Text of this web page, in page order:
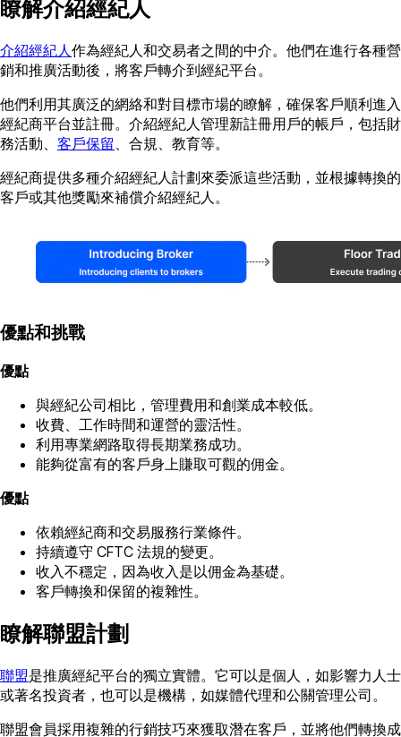
瞭解介紹經紀人
介紹經紀人 作為經紀人和交易者之間的中介。他們在進行各種營
銷和推廣活動後，將客戶轉介到經紀平台。
他們利用其廣泛的網絡和對目標市場的瞭解，確保客戶順利進入
經紀商平台並註冊。介紹經紀人管理新註冊用戶的帳戶，包括財
務活動、 客戶保留 、合規、教育等。
經紀商提供多種介紹經紀人計劃來委派這些活動，並根據轉換的
客戶或其他獎勵來補償介紹經紀人。
優點和挑戰
優點
與經紀公司相比，管理費用和創業成本較低。
收費、工作時間和運營的靈活性。
利用專業網路取得長期業務成功。
能夠從富有的客戶身上賺取可觀的佣金。
優點
依賴經紀商和交易服務行業條件。
持續遵守 CFTC 法規的變更。
收入不穩定，因為收入是以佣金為基礎。
客戶轉換和保留的複雜性。
瞭解聯盟計劃
聯盟是推廣經紀平台的獨立實體。它可以是個人，如影響力人士
或著名投資者，也可以是機構，如媒體代理和公關管理公司。
聯盟會員採用複雜的行銷技巧來獲取潛在客戶，並將他們轉換成